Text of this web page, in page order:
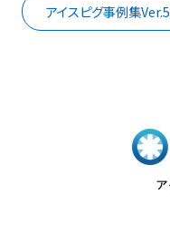
アイスピグ事例集Ver.5